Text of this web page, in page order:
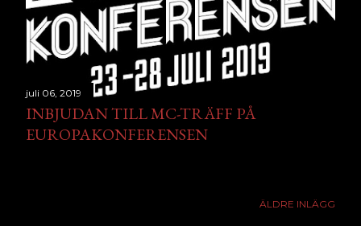
juli 06, 2019
INBJUDAN TILL MC-TRÄFF PÅ
EUROPAKONFERENSEN
ÄLDRE INLÄGG